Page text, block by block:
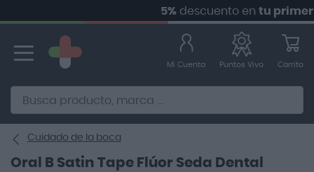
descuento entu primer
contenido
Alternative to Doofinder Ecommerce Search
Mi Cuenta Puntos Vivo Carrito
Cuidado de la boca
Oral B Satin Tape Flúor Seda Dental